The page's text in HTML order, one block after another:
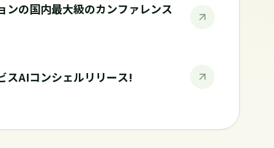
の国内最大級のカンファレンス
スAIコンシェルリリース!